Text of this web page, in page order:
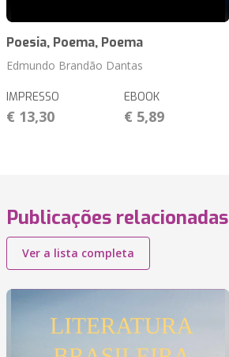
Poesia, Poema, Poema
Edmundo Brandão Dantas
IMPRESSO
€ 13,30
EBOOK
€ 5,89
Publicações relacionadas
Ver a lista completa